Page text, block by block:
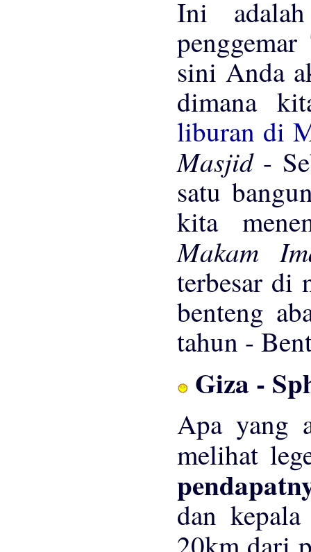
Ini
sini Anda
dimana
liburan di
Masjid -
satu
kita
Makam
terbesar di
benteng
tahun -
Giza -
Apa yang
melihat
dan